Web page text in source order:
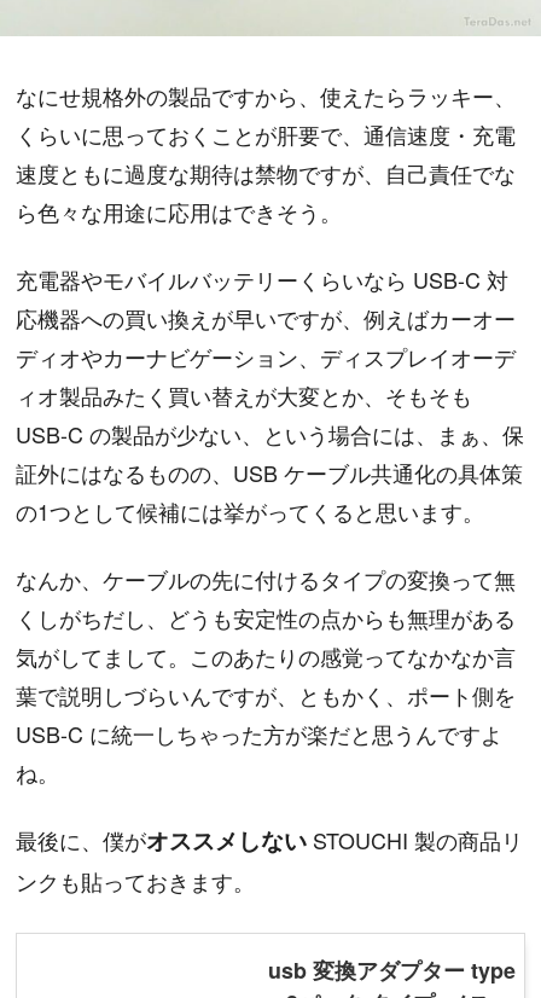
なにせ規格外の製品ですから、使えたらラッキー、
くらいに思っておくことが肝要で、通信速度・充電
速度ともに過度な期待は禁物ですが、自己責任でな
ら色々な用途に応用はできそう。
充電器やモバイルバッテリーくらいなら USB-C 対
応機器への買い換えが早いですが、例えばカーオー
ディオやカーナビゲーション、ディスプレイオーデ
ィオ製品みたく買い替えが大変とか、そもそも
USB-C の製品が少ない、という場合には、まぁ、保
証外にはなるものの、USB ケーブル共通化の具体策
の1つとして候補には挙がってくると思います。
なんか、ケーブルの先に付けるタイプの変換って無
くしがちだし、どうも安定性の点からも無理がある
気がしてまして。このあたりの感覚ってなかなか言
葉で説明しづらいんですが、ともかく、ポート側を
USB-C に統一しちゃった方が楽だと思うんですよ
ね。
最後に、僕がオススメしない STOUCHI 製の商品リ
ンクも貼っておきます。
usb 変換アダプター type